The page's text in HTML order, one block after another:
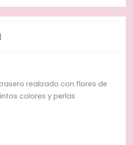
realizado con flores de
colores y perlas